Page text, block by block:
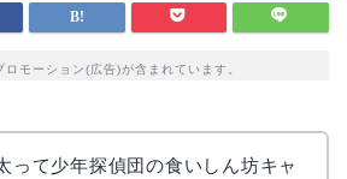
ロモーション(広告)が含まれています。
って少年探偵団の食いしん坊キャ